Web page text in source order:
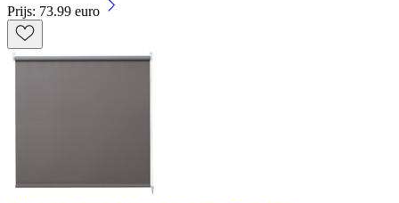
Prijs: 73.99 euro